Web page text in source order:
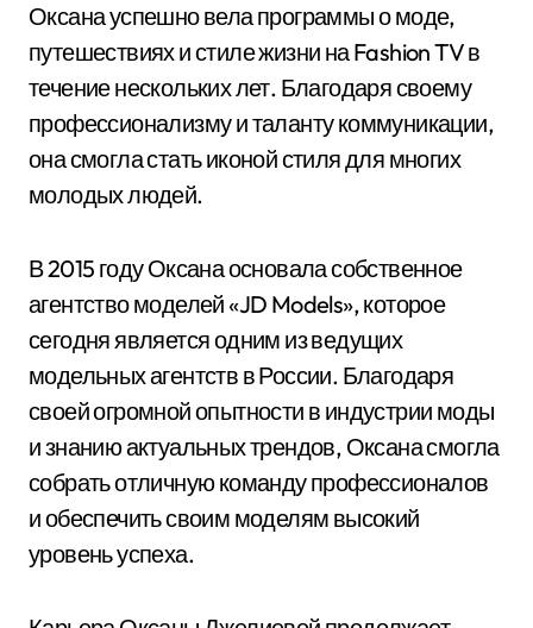
Оксана успешно вела программы о моде,
путешествиях и стиле жизни на Fashion TV в
течение нескольких лет. Благодаря своему
профессионализму и таланту коммуникации,
она смогла стать иконой стиля для многих
молодых людей.
В 2015 году Оксана основала собственное
агентство моделей «JD Models», которое
сегодня является одним из ведущих
модельных агентств в России. Благодаря
своей огромной опытности в индустрии моды
и знанию актуальных трендов, Оксана смогла
собрать отличную команду профессионалов
и обеспечить своим моделям высокий
уровень успеха.